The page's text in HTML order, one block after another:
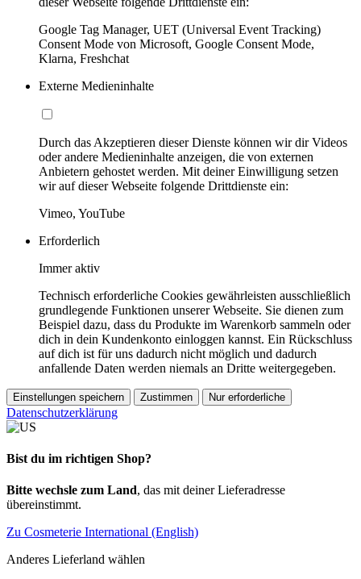
Google Tag Manager, UET (Universal Event Tracking)
Consent Mode von Microsoft, Google Consent Mode,
Klarna, Freshchat
Externe Medieninhalte
Durch das Akzeptieren dieser Dienste können wir dir Videos
oder andere Medieninhalte anzeigen, die von externen
Anbietern gehostet werden. Mit deiner Einwilligung setzen
wir auf dieser Webseite folgende Drittdienste ein:
Vimeo, YouTube
Erforderlich
Immer aktiv
Technisch erforderliche Cookies gewährleisten ausschließlich
grundlegende Funktionen unserer Webseite. Sie dienen zum
Beispiel dazu, dass du Produkte im Warenkorb sammeln oder
dich in dein Kundenkonto einloggen kannst. Ein Rückschluss
auf dich ist für uns dadurch nicht möglich und dadurch
anfallende Daten werden niemals an Dritte weitergegeben.
Einstellungen speichern Zustimmen Nur erforderliche
Datenschutzerklärung
Bist du im richtigen Shop?
Bitte wechsle zum Land, das mit deiner Lieferadresse
übereinstimmt.
Zu Cosmeterie International (English)
Anderes Lieferland wählen